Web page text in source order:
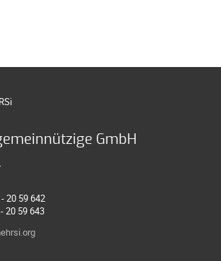
GmbH
20 59 642
20 59 643